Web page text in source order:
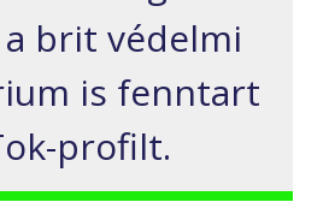
brit védelmi
is fenntart
profilt.